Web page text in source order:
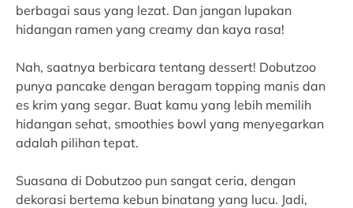
berbagai saus yang lezat. Dan jangan lupakan
hidangan ramen yang creamy dan kaya rasa!
Nah, saatnya berbicara tentang dessert! Dobutzoo
punya pancake dengan beragam topping manis dan
es krim yang segar. Buat kamu yang lebih memilih
hidangan sehat, smoothies bowl yang menyegarkan
adalah pilihan tepat.
Suasana di Dobutzoo pun sangat ceria, dengan
dekorasi bertema kebun binatang yang lucu. Jadi,